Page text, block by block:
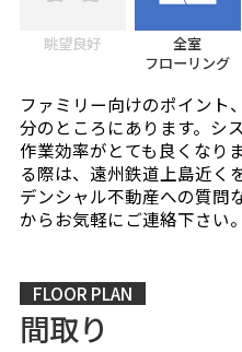
眺望良好
全室
フローリング
ファミリー向けのポイント
分のところにあります。シ
作業効率がとても良くなり
る際は、遠州鉄道上島近く
デンシャル不動産への質
からお気軽にご連絡下さい。
FLOOR PLAN
間取り